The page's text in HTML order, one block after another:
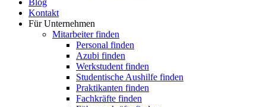
Blog
Kontakt
Für Unternehmen
Mitarbeiter finden
Personal finden
Azubi finden
Werkstudent finden
Studentische Aushilfe finden
Praktikanten finden
Fachkräfte finden